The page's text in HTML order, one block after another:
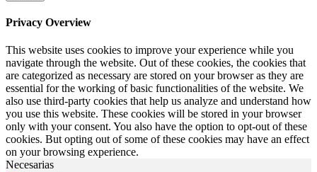
Privacy Overview
This website uses cookies to improve your experience while you
navigate through the website. Out of these cookies, the cookies that
are categorized as necessary are stored on your browser as they are
essential for the working of basic functionalities of the website. We
also use third-party cookies that help us analyze and understand how
you use this website. These cookies will be stored in your browser
only with your consent. You also have the option to opt-out of these
cookies. But opting out of some of these cookies may have an effect
on your browsing experience.
Necesarias